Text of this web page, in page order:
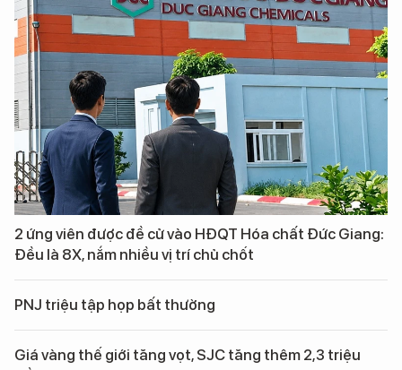
2 ứng viên được đề cử vào HĐQT Hóa chất Đức Giang:
Đều là 8X, nắm nhiều vị trí chủ chốt
PNJ triệu tập họp bất thường
Giá vàng thế giới tăng vọt, SJC tăng thêm 2,3 triệu